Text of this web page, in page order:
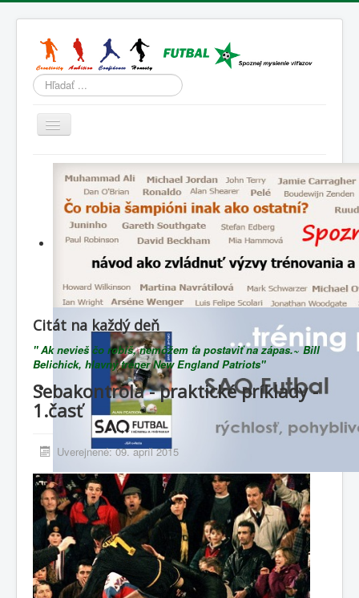
Hľadať
Prepnúť
Domov
Športová psychológia
Životný štýl
Lenivá lopta
Blog
Citát na každý deň
" Ak nevieš čo robíš, nemôžem ťa postaviť na zápas.~ Bill
Belichick, hlavný tréner New England Patriots"
Sebakontrola - praktické príklady -
1.časť
Uverejnené: 09. apríl 2015